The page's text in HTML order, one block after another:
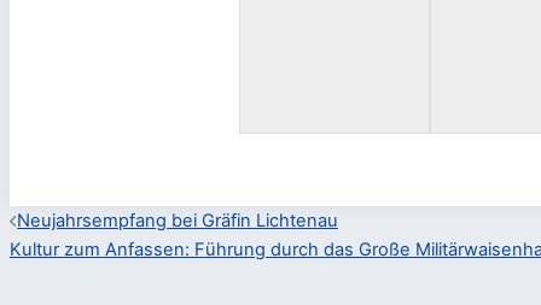
Beitragsnavigation
Neujahrsempfang bei Gräfin Lichtenau
Kultur zum Anfassen: Führung durch das Große